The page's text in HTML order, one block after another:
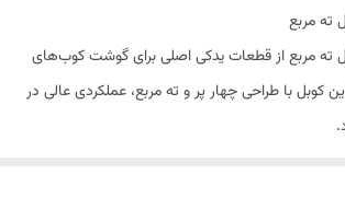
ته مربع
ته مربع از قطعات یدکی اصلی برای گوشت کوب‌های
کوبل با طراحی چهار پر و ته مربع، عملکردی عالی در